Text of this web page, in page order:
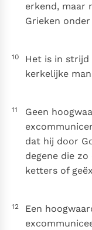
erkend, maar
Grieken
10
Het is in strijd
kerkelijke
11
Geen
dat hij door
degene die
ketters of
12
Een